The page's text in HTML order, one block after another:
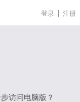
登录 注册
访问电脑版？